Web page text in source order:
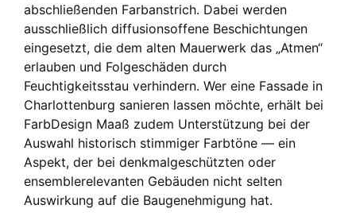
abschließenden Farbanstrich. Dabei werden
ausschließlich diffusionsoffene Beschichtungen
eingesetzt, die dem alten Mauerwerk das „Atmen“
erlauben und Folgeschäden durch
Feuchtigkeitsstau verhindern. Wer eine Fassade in
Charlottenburg sanieren lassen möchte, erhält bei
FarbDesign Maaß zudem Unterstützung bei der
Auswahl historisch stimmiger Farbtöne — ein
Aspekt, der bei denkmalgeschützten oder
ensemblerelevanten Gebäuden nicht selten
Auswirkung auf die Baugenehmigung hat.